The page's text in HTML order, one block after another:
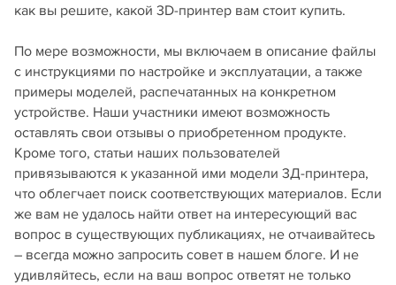
как вы решите, какой 3D-принтер вам стоит купить.
По мере возможности, мы включаем в описание файлы
с инструкциями по настройке и эксплуатации, а также
примеры моделей, распечатанных на конкретном
устройстве. Наши участники имеют возможность
оставлять свои отзывы о приобретенном продукте.
Кроме того, статьи наших пользователей
привязываются к указанной ими модели 3Д-принтера,
что облегчает поиск соответствующих материалов. Если
же вам не удалось найти ответ на интересующий вас
вопрос в существующих публикациях, не отчаивайтесь
– всегда можно запросить совет в нашем блоге. И не
удивляйтесь, если на ваш вопрос ответят не только